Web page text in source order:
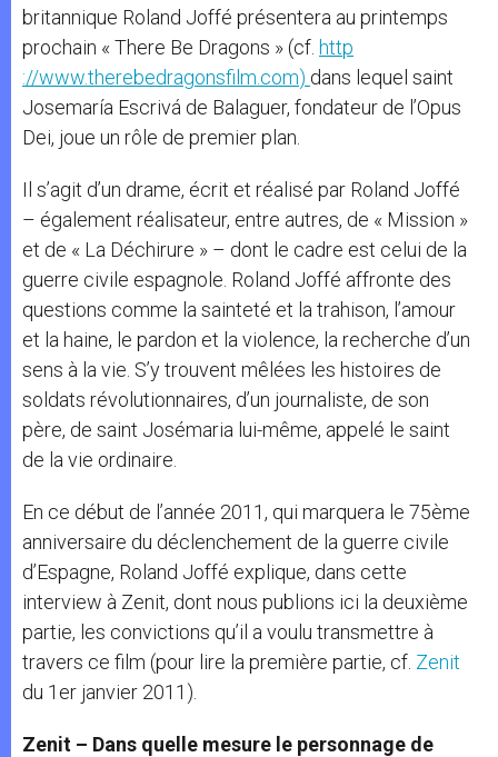
britannique Roland Joffé présentera au printemps
prochain « There Be Dragons » (cf. http
://www.therebedragonsfilm.com) dans lequel saint
Josemaría Escrivá de Balaguer, fondateur de l’Opus
Dei, joue un rôle de premier plan.
Il s’agit d’un drame, écrit et réalisé par Roland Joffé
– également réalisateur, entre autres, de « Mission »
et de « La Déchirure » – dont le cadre est celui de la
guerre civile espagnole. Roland Joffé affronte des
questions comme la sainteté et la trahison, l’amour
et la haine, le pardon et la violence, la recherche d’un
sens à la vie. S’y trouvent mêlées les histoires de
soldats révolutionnaires, d’un journaliste, de son
père, de saint Josémaria lui-même, appelé le saint
de la vie ordinaire.
En ce début de l’année 2011, qui marquera le 75ème
anniversaire du déclenchement de la guerre civile
d’Espagne, Roland Joffé explique, dans cette
interview à Zenit, dont nous publions ici la deuxième
partie, les convictions qu’il a voulu transmettre à
travers ce film (pour lire la première partie, cf. Zenit
du 1er janvier 2011).
Zenit – Dans quelle mesure le personnage de